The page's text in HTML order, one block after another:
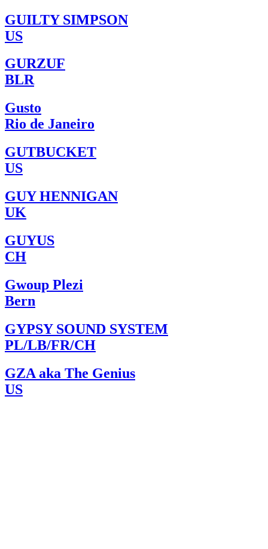
GUILTY SIMPSON
US
GURZUF
BLR
Gusto
Rio de Janeiro
GUTBUCKET
US
GUY HENNIGAN
UK
GUYUS
CH
Gwoup Plezi
Bern
GYPSY SOUND SYSTEM
PL/LB/FR/CH
GZA aka The Genius
US